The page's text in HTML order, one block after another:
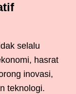
selalu
hasrat
inovasi,
teknologi.